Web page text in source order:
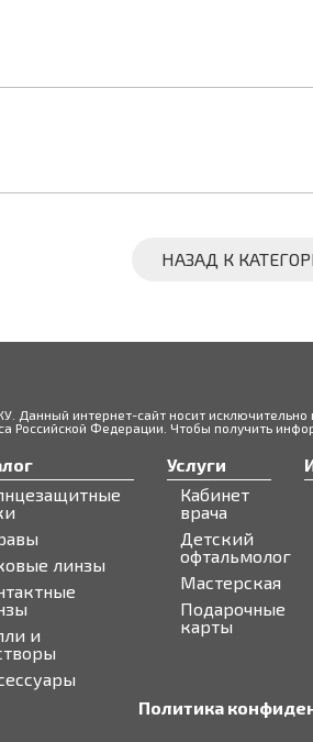
НАЗАД К
Данный интернет-сайт носит
Российской Федерации. Чтобы получить
линзы
и
Услуги
Кабинет
врача
Детский
офтальмолог
Мастерская
Подарочные
карты
Политика